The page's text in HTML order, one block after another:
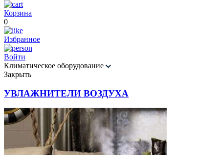
Корзина
0
Избранное
Войти
Климатическое оборудование
Закрыть
УВЛАЖНИТЕЛИ ВОЗДУХА